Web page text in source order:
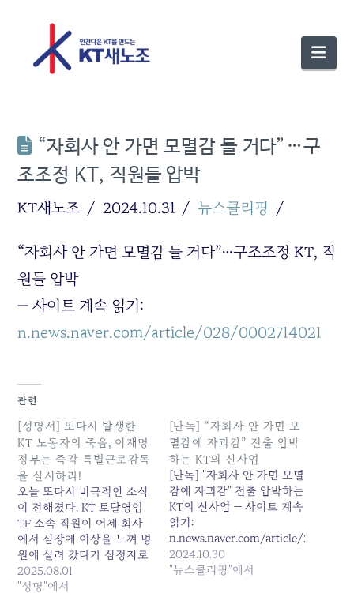
“자회사 안 가면 모멸감 들 거다”…구
조조정 KT, 직원들 압박
KT새노조 2024.10.31 뉴스클리핑
“자회사 안 가면 모멸감 들 거다”…구조조정 KT, 직
원들 압박
— 사이트 계속 읽기:
n.news.naver.com/article/028/0002714021
관련
[성명서] 또다시 발생한
KT 노동자의 죽음, 이재명
정부는 즉각 특별근로감독
을 실시하라!
오늘 또다시 비극적인 소식
이 전해졌다. KT 토탈영업
TF 소속 직원이 어제 회사
에서 심장에 이상을 느껴 병
원에 실려 갔다가 심정지로
사망하는 참담한 사고가 발
생했다. 이로써 지난해
2025.08.01
"성명"에서
[단독] “자회사 안 가면 모
멸감에 자괴감” 전출 압박
하는 KT의 신사업
[단독] "자회사 안 가면 모멸
감에 자괴감" 전출 압박하는
KT의 신사업 — 사이트 계속
읽기:
n.news.naver.com/article/214/
2024.10.30
"뉴스클리핑"에서